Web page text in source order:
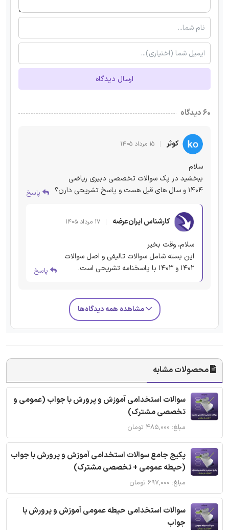
ارسال دیدگاه
۶۰ دیدگاه
کوثر ۱۵ مرداد ۱۴۰۵
سلام
ببخشید در پک سوالات تخصصی دبیری ریاضی
۱۴۰۴ و سال های قبل هست و پاسخ تشریحی دارن؟
پاسخ
کارشناس ایران‌عرضه ۱۷ مرداد ۱۴۰۵
سلام، وقت بخیر
این بسته شامل سوالات تالیفی و اصل سوالات
1402 و 1403 با پاسخنامه تشریحی است.
پاسخ
مشاهده همه دیدگاه‌ها
محصولات مشابه
سوالات استخدامی آموزش و پرورش با جواب (عمومی و
تخصصی مشترک)
مبلغ: ۴۸۵,۰۰۰ تومان
پکیج جامع سوالات استخدامی آموزش و پرورش با جواب
(حیطه عمومی + تخصصی مشترک)
مبلغ: ۶۹۷,۰۰۰ تومان
سوالات استخدامی حیطه عمومی آموزش و پرورش با
جواب